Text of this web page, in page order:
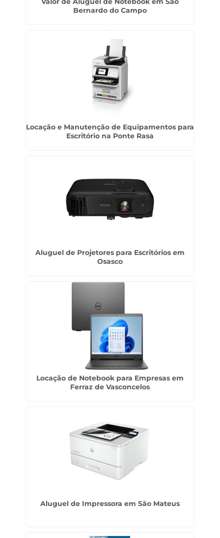
Bernardo do Campo
Locação e Manutenção de Equipamentos para
Escritório na Ponte Rasa
Aluguel de Projetores para Escritórios em
Osasco
Locação de Notebook para Empresas em
Ferraz de Vasconcelos
Aluguel de Impressora em São Mateus